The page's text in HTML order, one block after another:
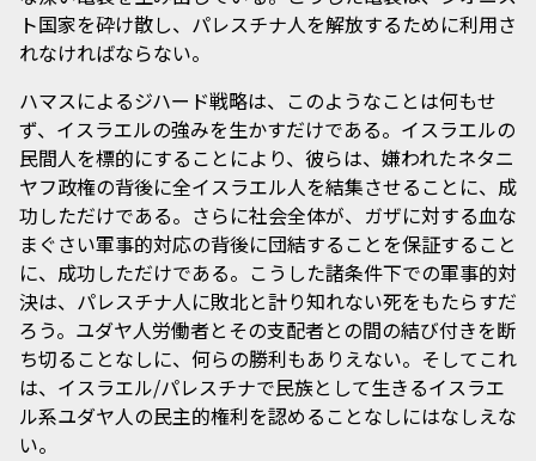
ト国家を砕け散し、パレスチナ人を解放するために利用さ
れなければならない。
ハマスによるジハード戦略は、このようなことは何もせ
ず、イスラエルの強みを生かすだけである。イスラエルの
民間人を標的にすることにより、彼らは、嫌われたネタニ
ヤフ政権の背後に全イスラエル人を結集させることに、成
功しただけである。さらに社会全体が、ガザに対する血な
まぐさい軍事的対応の背後に団結することを保証すること
に、成功しただけである。こうした諸条件下での軍事的対
決は、パレスチナ人に敗北と計り知れない死をもたらすだ
ろう。ユダヤ人労働者とその支配者との間の結び付きを断
ち切ることなしに、何らの勝利もありえない。そしてこれ
は、イスラエル/パレスチナで民族として生きるイスラエ
ル系ユダヤ人の民主的権利を認めることなしにはなしえな
い。